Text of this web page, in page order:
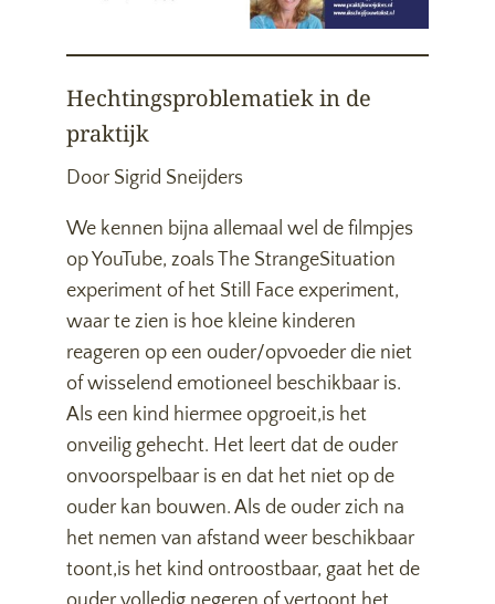
Hechtingsproblematiek in de
praktijk
Door Sigrid Sneijders
We kennen bijna allemaal wel de filmpjes
op YouTube, zoals The StrangeSituation
experiment of het Still Face experiment,
waar te zien is hoe kleine kinderen
reageren op een ouder/opvoeder die niet
of wisselend emotioneel beschikbaar is.
Als een kind hiermee opgroeit,is het
onveilig gehecht. Het leert dat de ouder
onvoorspelbaar is en dat het niet op de
ouder kan bouwen. Als de ouder zich na
het nemen van afstand weer beschikbaar
toont,is het kind ontroostbaar, gaat het de